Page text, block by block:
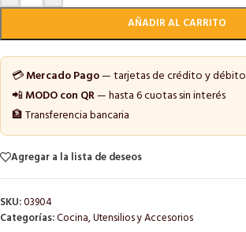
AÑADIR AL CARRITO
💳Mercado Pago— tarjetas de crédito y débito
📲MODO con QR— hasta 6 cuotas sin interés
🏦 Transferencia bancaria
Agregar a la lista de deseos
SKU:03904
Categorías:Cocina,Utensilios y Accesorios